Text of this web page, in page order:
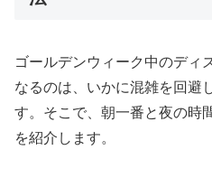
ゴールデンウィーク中のディ
なるのは、いかに混雑を回避
す。そこで、朝一番と夜の時
を紹介します。